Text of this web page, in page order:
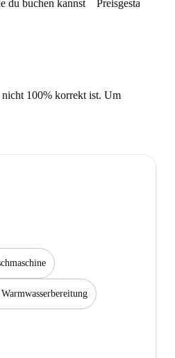
du buchen kannst Preisgestaltung
nicht 100% korrekt ist. Um